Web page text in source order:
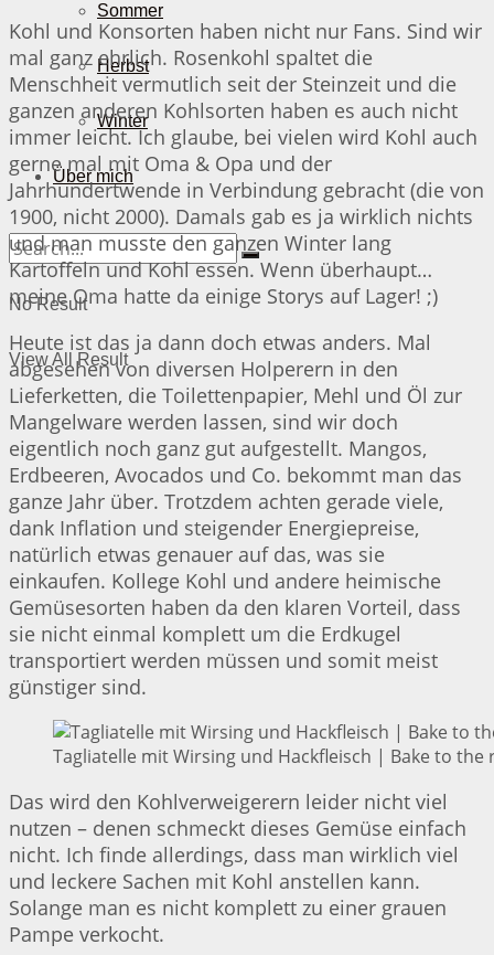
Sommer
Herbst
Winter
Über mich
No Result
View All Result
Kohl und Konsorten haben nicht nur Fans. Sind wir
mal ganz ehrlich. Rosenkohl spaltet die
Menschheit vermutlich seit der Steinzeit und die
ganzen anderen Kohlsorten haben es auch nicht
immer leicht. Ich glaube, bei vielen wird Kohl auch
gerne mal mit Oma & Opa und der
Jahrhundertwende in Verbindung gebracht (die von
1900, nicht 2000). Damals gab es ja wirklich nichts
und man musste den ganzen Winter lang
Kartoffeln und Kohl essen. Wenn überhaupt…
meine Oma hatte da einige Storys auf Lager! ;)
Heute ist das ja dann doch etwas anders. Mal
abgesehen von diversen Holperern in den
Lieferketten, die Toilettenpapier, Mehl und Öl zur
Mangelware werden lassen, sind wir doch
eigentlich noch ganz gut aufgestellt. Mangos,
Erdbeeren, Avocados und Co. bekommt man das
ganze Jahr über. Trotzdem achten gerade viele,
dank Inflation und steigender Energiepreise,
natürlich etwas genauer auf das, was sie
einkaufen. Kollege Kohl und andere heimische
Gemüsesorten haben da den klaren Vorteil, dass
sie nicht einmal komplett um die Erdkugel
transportiert werden müssen und somit meist
günstiger sind.
Tagliatelle mit Wirsing und Hackfleisch | Bake to the
Das wird den Kohlverweigerern leider nicht viel
nutzen – denen schmeckt dieses Gemüse einfach
nicht. Ich finde allerdings, dass man wirklich viel
und leckere Sachen mit Kohl anstellen kann.
Solange man es nicht komplett zu einer grauen
Pampe verkocht.